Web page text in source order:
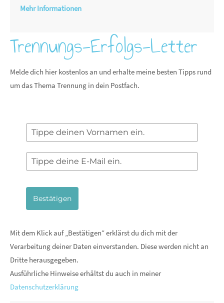
Mehr Informationen
Trennungs-Erfolgs-Letter
Melde dich hier kostenlos an und erhalte meine besten Tipps rund
um das Thema Trennung in dein Postfach.
Bestätigen
Mit dem Klick auf „Bestätigen“ erklärst du dich mit der
Verarbeitung deiner Daten einverstanden. Diese werden nicht an
Dritte herausgegeben.
Ausführliche Hinweise erhältst du auch in meiner
Datenschutzerklärung